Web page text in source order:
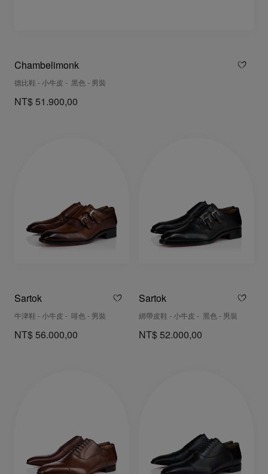
Chambelimonk
德比鞋 - 小牛皮 - 黑色 - 男裝
NT$ 51.900,00
Sartok
牛津鞋 - 小牛皮 - 啡色 - 男裝
NT$ 56.000,00
Sartok
綁帶皮鞋 - 小牛皮 - 黑色 - 男裝
NT$ 52.000,00